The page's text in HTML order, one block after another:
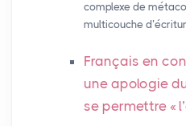
complexe de
multicouche
Français en
une apologie
se permettre «